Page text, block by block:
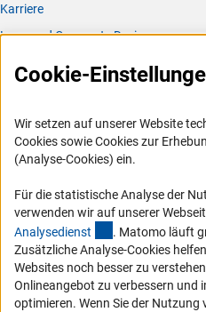
Karriere
Logo und Corporate Design
Vergabeverfahren
Barrierefreiheit
Erklärung zur Barrierefreiheit
Barriere melden
DFG-aktuell
Erhalten Sie Neuigkeiten aus der
Cookie-
Wir setzen auf unserer Website
Cookies sowie Cookies zur
(Analyse-Cookies) ein.
Für die statistische Analyse der
verwenden wir auf unserer
Analysedienst (externer Link)
. Matomo läuft
Zusätzliche Analyse-Cookies
Websites noch besser zu
Onlineangebot zu verbessern und
optimieren. Wenn Sie der